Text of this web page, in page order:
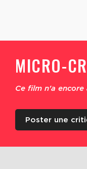
MICRO-
Ce film n'a
Poster une